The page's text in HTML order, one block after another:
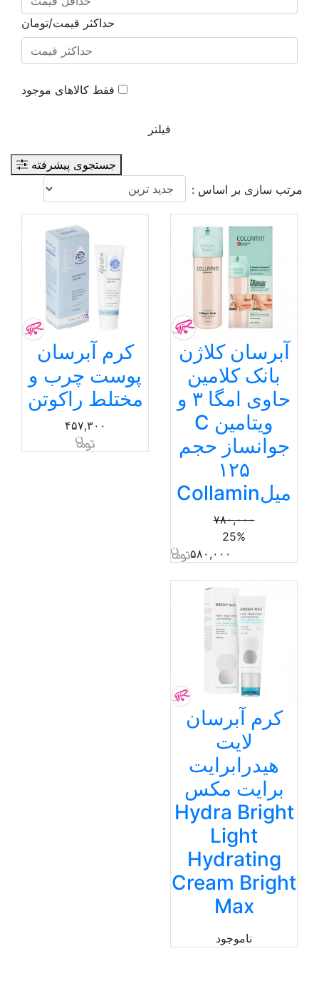
حداکثر قیمت/تومان
فقط کالاهای موجود
فیلتر
جستجوی پیشرفته
مرتب سازی بر اساس :
آبرسان کلاژن
بانک کلامین
حاوی امگا ۳ و
ویتامین C
جوانساز حجم
۱۲۵
میلCollamin
۷۸۰,۰۰۰
25%
۵۸۰,۰۰۰
کرم آبرسان
پوست چرب و
مختلط راکوتن
۴۵۷,۳۰۰
کرم آبرسان
لایت
هیدرابرایت
برایت مکس
Hydra Bright
Light
Hydrating
Cream Bright
Max
ناموجود